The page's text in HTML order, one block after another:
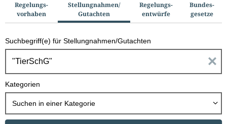
u
c
h
o
Regelungs­
vorhaben
Stellungnahmen/​
Gutachten
Regelungs­
entwürfe
Bundes­
gesetze
Suchbegriff(e) für Stellungnahmen/Gutachten
n
g
Kategorien
Suchen in einer Kategorie